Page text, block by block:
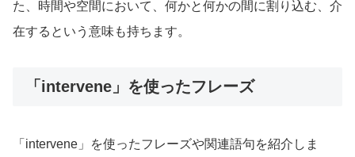
た、時間や空間において、何かと何かの間に割り込む、介
在するという意味も持ちます。
「intervene」を使ったフレーズ
「intervene」を使ったフレーズや関連語句を紹介しま